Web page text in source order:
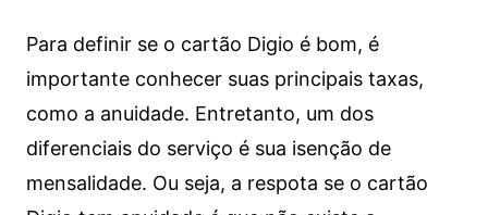
Para definir se o cartão Digio é bom, é
importante conhecer suas principais taxas,
como a anuidade. Entretanto, um dos
diferenciais do serviço é sua isenção de
mensalidade. Ou seja, a respota se o cartão